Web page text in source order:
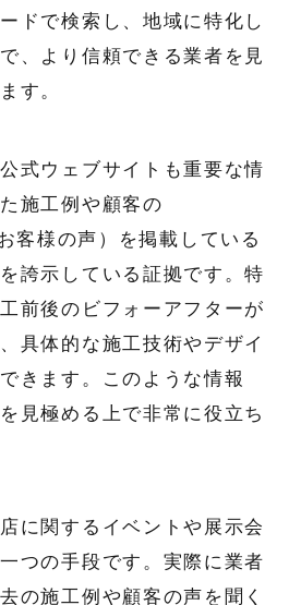
ドで検索し、地域に特化し
、より信頼できる業者を見
す。
式ウェブサイトも重要な情
施工例や顧客の
様の声）を掲載している
誇示している証拠です。特
前後のビフォーアフターが
具体的な施工技術やデザイ
きます。このような情報
見極める上で非常に役立ち
に関するイベントや展示会
つの手段です。実際に業者
の施工例や顧客の声を聞く